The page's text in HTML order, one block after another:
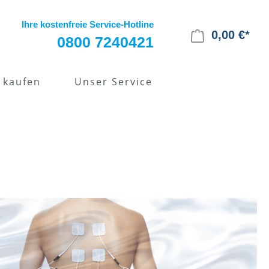
Ihre kostenfreie Service-Hotline
0800 7240421 0,00 €*
kaufen Unser Service
Kostenübernahme
Krankenkasse